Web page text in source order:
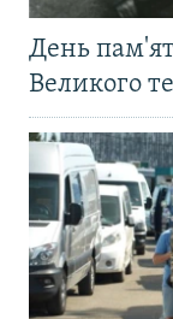
День
Великого